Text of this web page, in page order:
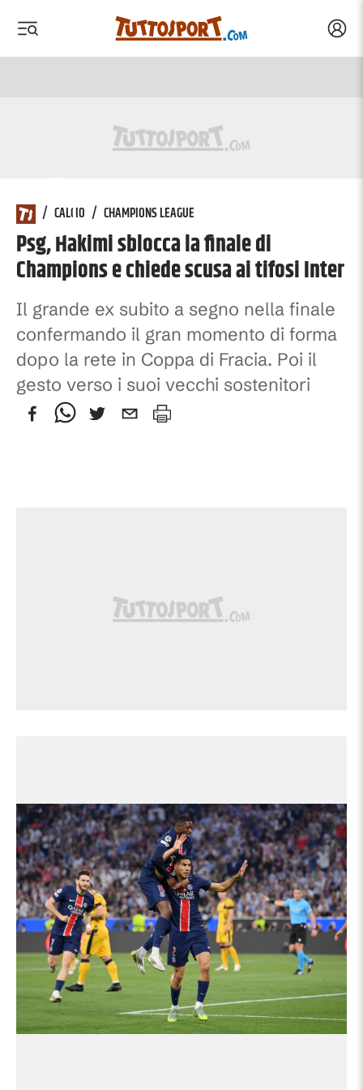
/ CALCIO / CHAMPIONS LEAGUE
Psg, Hakimi sblocca la finale di
Champions e chiede scusa ai tifosi Inter
scrolla
Il grande ex subito a segno nella finale
confermando il gran momento di forma
dopo la rete in Coppa di Fracia. Poi il
gesto verso i suoi vecchi sostenitori